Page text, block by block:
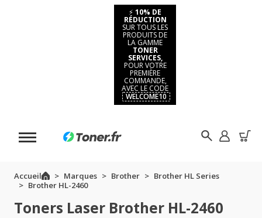
⚡ 10% DE
RÉDUCTION
SUR TOUS LES
PRODUITS DE
LA GAMME
TONER
SERVICES,
POUR VOTRE
PREMIÈRE
COMMANDE,
AVEC LE CODE
WELCOME10
Accueil Marques Brother
Brother HL Series
Brother HL-2460
Toners Laser Brother HL-2460